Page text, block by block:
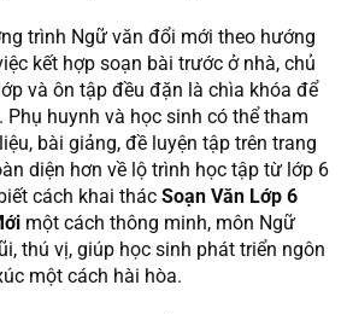
trình Ngữ văn đổi mới theo hướng
kết hợp soạn bài trước ở nhà, chủ
và ôn tập đều đặn là chìa khóa để
Phụ huynh và học sinh có thể tham
bài giảng, đề luyện tập trên trang
diện hơn về lộ trình học tập từ lớp 6
cách khai thác Soạn Văn Lớp 6
một cách thông minh, môn Ngữ
thú vị, giúp học sinh phát triển ngôn
một cách hài hòa.